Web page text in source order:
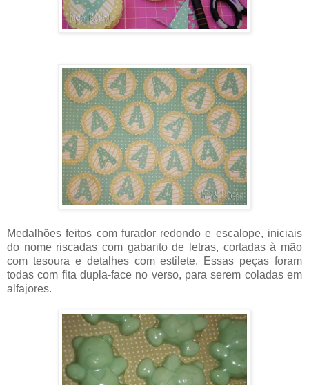
Medalhões feitos com furador redondo e escalope, iniciais
do nome riscadas com gabarito de letras, cortadas à mão
com tesoura e detalhes com estilete. Essas peças foram
todas com fita dupla-face no verso, para serem coladas em
alfajores.